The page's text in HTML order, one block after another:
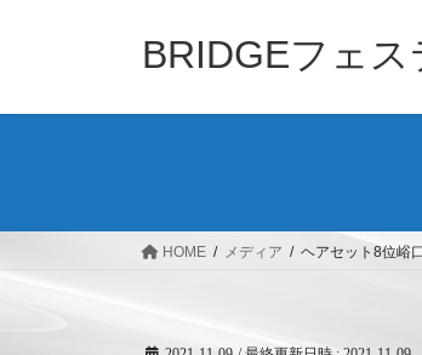
プ
動
BRIDGEフェ
HOME メディア ヘアセット8位峪